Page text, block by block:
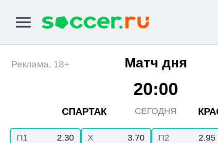
Матч дня
СПАРТАК
20:00
СЕГОДНЯ
Реклама, 18+
П1 2.30 X 3.70 П2 2.95